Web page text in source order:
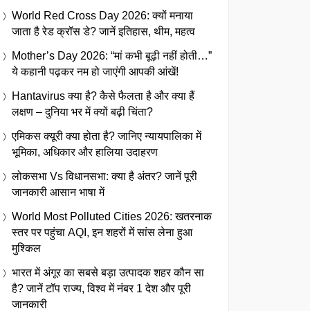
World Red Cross Day 2026: क्यों मनाया
जाता है रेड क्रॉस डे? जानें इतिहास, थीम, महत्व
Mother’s Day 2026: “मां कभी बूढ़ी नहीं होती…”
ये कहानी पढ़कर नम हो जाएंगी आपकी आंखें!
Hantavirus क्या है? कैसे फैलता है और क्या हैं
लक्षण – दुनिया भर में क्यों बढ़ी चिंता?
एमिकस क्यूरी क्या होता है? जानिए न्यायपालिका में
भूमिका, अधिकार और हालिया उदाहरण
लोकसभा Vs विधानसभा: क्या है अंतर? जानें पूरी
जानकारी आसान भाषा में
World Most Polluted Cities 2026: खतरनाक
स्तर पर पहुंचा AQI, इन शहरों में सांस लेना हुआ
मुश्किल
भारत में अंगूर का सबसे बड़ा उत्पादक शहर कौन सा
है? जानें टॉप राज्य, विश्व में नंबर 1 देश और पूरी
जानकारी